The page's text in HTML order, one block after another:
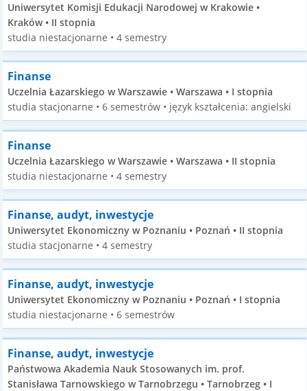
Uniwersytet Komisji Edukacji Narodowej w Krakowie •
Kraków • II stopnia
studia niestacjonarne • 4 semestry
Finanse
Uczelnia Łazarskiego w Warszawie • Warszawa • I stopnia
studia stacjonarne • 6 semestrów • język kształcenia: angielski
Finanse
Uczelnia Łazarskiego w Warszawie • Warszawa • II stopnia
studia niestacjonarne • 4 semestry
Finanse, audyt, inwestycje
Uniwersytet Ekonomiczny w Poznaniu • Poznań • II stopnia
studia stacjonarne • 4 semestry
Finanse, audyt, inwestycje
Uniwersytet Ekonomiczny w Poznaniu • Poznań • I stopnia
studia niestacjonarne • 6 semestrów
Finanse, audyt, inwestycje
Państwowa Akademia Nauk Stosowanych im. prof.
Stanisława Tarnowskiego w Tarnobrzegu • Tarnobrzeg • I